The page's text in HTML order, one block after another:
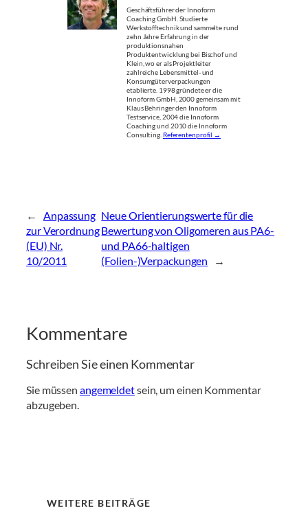
Geschäftsführer der Innoform
Coaching GmbH. Studierte
Werkstofftechnik und sammelte rund
zehn Jahre Erfahrung in der
produktionsnahen
Produktentwicklung bei Bischof und
Klein, wo er als Projektleiter
zahlreiche Lebensmittel- und
Konsumgüterverpackungen
etablierte. 1998 gründete er die
Innoform GmbH, 2000 gemeinsam mit
Klaus Behringer den Innoform
Testservice, 2004 die Innoform
Coaching und 2010 die Innoform
Consulting. Referentenprofil →
←
Anpassung
zur Verordnung
(EU) Nr.
10/2011
Neue Orientierungswerte für die
Bewertung von Oligomeren aus PA6-
und PA66-haltigen
(Folien-)Verpackungen
→
Kommentare
Schreiben Sie einen Kommentar
Sie müssen angemeldetsein, um einen Kommentar
abzugeben.
WEITERE BEITRÄGE